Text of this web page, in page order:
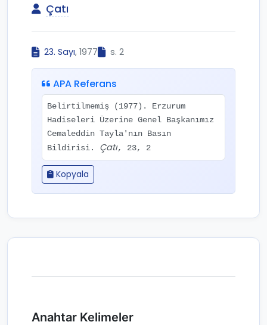
Çatı
23. Sayı, 1977 s. 2
APA Referans
Belirtilmemiş (1977). Erzurum
Hadiseleri Üzerine Genel Başkanımız
Cemaleddin Tayla'nın Basın
Bildirisi. Çatı, 23, 2
Kopyala
Anahtar Kelimeler